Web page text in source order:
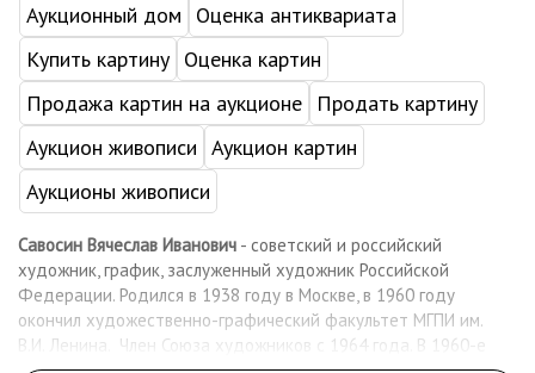
Аукционный дом
Оценка антиквариата
Купить картину Оценка картин
Продажа картин на аукционе
Продать картину
Аукцион живописи Аукцион картин
Аукционы живописи
Савосин Вячеслав Иванович - советский и российский
художник, график, заслуженный художник Российской
Федерации. Родился в 1938 году в Москве, в 1960 году
окончил художественно-графический факультет МГПИ им.
В.И. Ленина. Член Союза художников с 1964 года. В 1960-е